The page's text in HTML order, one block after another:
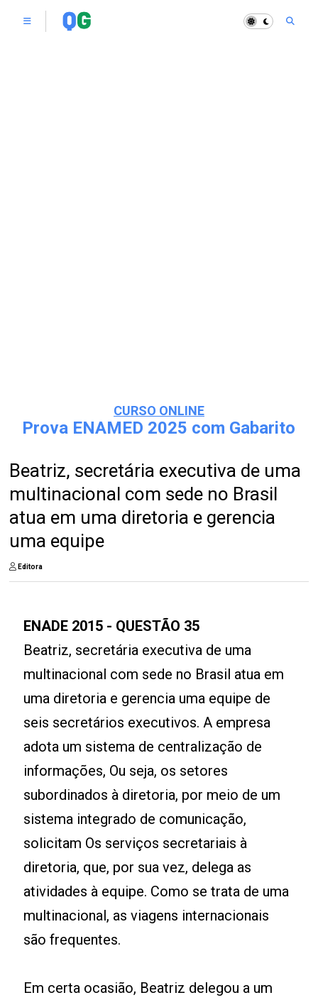
CURSO ONLINE
Prova ENAMED 2025 com Gabarito
Beatriz, secretária executiva de uma
multinacional com sede no Brasil
atua em uma diretoria e gerencia
uma equipe
Editora
ENADE 2015 - QUESTÃO 35
Beatriz, secretária executiva de uma
multinacional com sede no Brasil atua em
uma diretoria e gerencia uma equipe de
seis secretários executivos. A empresa
adota um sistema de centralização de
informações, Ou seja, os setores
subordinados à diretoria, por meio de um
sistema integrado de comunicação,
solicitam Os serviços secretariais à
diretoria, que, por sua vez, delega as
atividades à equipe. Como se trata de uma
multinacional, as viagens internacionais
são frequentes.
Em certa ocasião, Beatriz delegou a um